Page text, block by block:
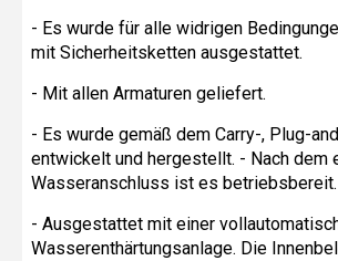
- Es wurde für alle widrigen
mit Sicherheitsketten ausgestattet.
- Mit allen Armaturen geliefert.
- Es wurde gemäß dem Carry-, Plug-
entwickelt und hergestellt. - Nach dem
Wasseranschluss ist es betriebsbereit.
- Ausgestattet mit einer
Wasserenthärtungsanlage. Die